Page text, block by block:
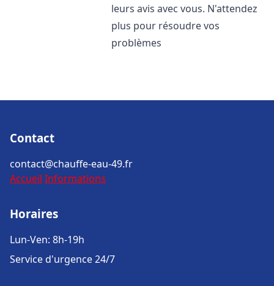
leurs avis avec vous. N'attendez
plus pour résoudre vos
problèmes
Contact
contact@chauffe-eau-49.fr
Accueil Informations
Horaires
Lun-Ven: 8h-19h
Service d'urgence 24/7